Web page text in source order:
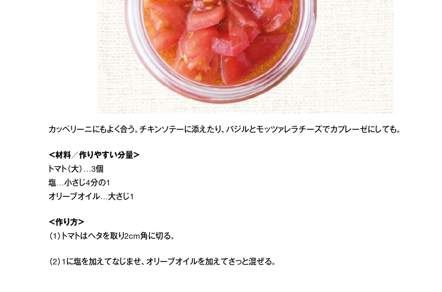
カッペリーニにもよく合う。チキンソテーに添えたり、バジルとモッツァレラチーズでカプレーゼにしても。
＜材料／作りやすい分量＞
トマト（大）…3個
塩…小さじ4分の1
オリーブオイル…大さじ1
＜作り方＞
（1）トマトはヘタを取り2cm角に切る。
（2）1に塩を加えてなじませ、オリーブオイルを加えてさっと混ぜる。